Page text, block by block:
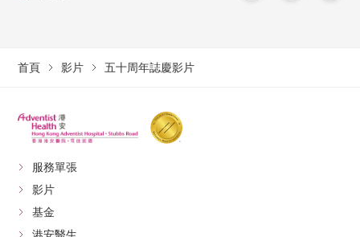
首頁 影片 五十周年誌慶影片
服務單張
影片
基金